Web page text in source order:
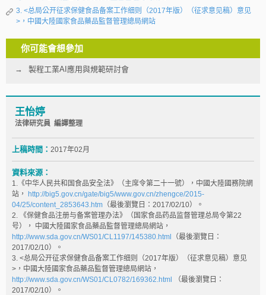
3. <总局公开征求保健食品备案工作细则（2017年版）（征求意见稿）意见
>，中國大陸國家食品藥品監督管理總局網站
你可能會想參加
製程工業AI應用與規範研討會
王怡婷
法律研究員 編譯整理
上稿時間： 2017年02月
資料來源：
1.《中华人民共和国食品安全法》（主席令第二十一號），中國大陸國務院網
站， http://big5.gov.cn/gate/big5/www.gov.cn/zhengce/2015-
04/25/content_2853643.htm （最後瀏覽日：2017/02/10）。
2. 《保健食品注册与备案管理办法》（国家食品药品监督管理总局令第22
号）， 中國大陸國家食品藥品監督管理總局網站，
http://www.sda.gov.cn/WS01/CL1197/145380.html （最後瀏覽日：
2017/02/10）。
3. <总局公开征求保健食品备案工作细则（2017年版）（征求意见稿）意见
>，中國大陸國家食品藥品監督管理總局網站，
http://www.sda.gov.cn/WS01/CL0782/169362.html （最後瀏覽日：
2017/02/10）。